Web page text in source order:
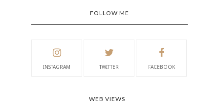
FOLLOW ME
INSTAGRAM TWITTER FACEBOOK
WEB VIEWS